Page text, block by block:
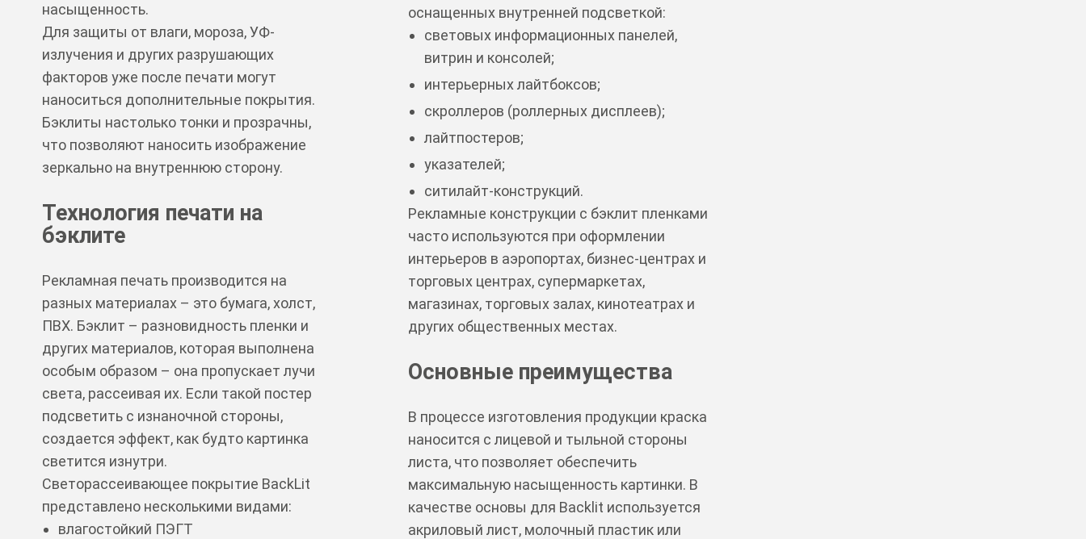
насыщенность.
Для защиты от влаги, мороза, УФ-
излучения и других разрушающих
факторов уже после печати могут
наноситься дополнительные покрытия.
Бэклиты настолько тонки и прозрачны,
что позволяют наносить изображение
зеркально на внутреннюю сторону.
Технология печати на
бэклите
Рекламная печать производится на
разных материалах – это бумага, холст,
ПВХ. Бэклит – разновидность пленки и
других материалов, которая выполнена
особым образом – она пропускает лучи
света, рассеивая их. Если такой постер
подсветить с изнаночной стороны,
создается эффект, как будто картинка
светится изнутри.
Светорассеивающее покрытие BackLit
представлено несколькими видами:
влагостойкий ПЭГТ
оснащенных внутренней подсветкой:
световых информационных панелей,
витрин и консолей;
интерьерных лайтбоксов;
скроллеров (роллерных дисплеев);
лайтпостеров;
указателей;
ситилайт-конструкций.
Рекламные конструкции с бэклит пленками
часто используются при оформлении
интерьеров в аэропортах, бизнес-центрах и
торговых центрах, супермаркетах,
магазинах, торговых залах, кинотеатрах и
других общественных местах.
Основные преимущества
В процессе изготовления продукции краска
наносится с лицевой и тыльной стороны
листа, что позволяет обеспечить
максимальную насыщенность картинки. В
качестве основы для Backlit используется
акриловый лист, молочный пластик или